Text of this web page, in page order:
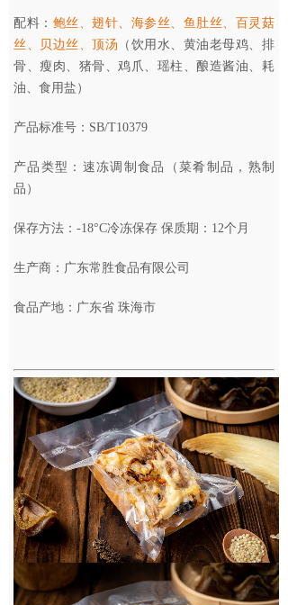
配料： 鲍丝、翅针、海参丝、鱼肚丝、百灵菇
丝、贝边丝、顶汤 （饮用水、黄油老母鸡、排
骨、瘦肉、猪骨、鸡爪、瑶柱、酿造酱油、耗
油、食用盐）
产品标准号：SB/T10379
产品类型：速冻调制食品（菜肴制品，熟制
品）
保存方法：-18°C冷冻保存 保质期： 12个月
生产商：广东常胜食品有限公司
食品产地：广东省 珠海市